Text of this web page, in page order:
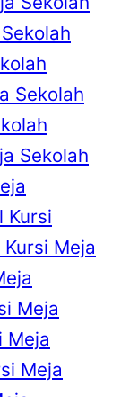
Sekolah
Sekolah
Kursi
Kursi Meja
Meja
Meja
Meja